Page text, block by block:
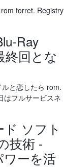
torret. Registry
Ray
終回とな
と恋したら rom.
はフルサービスネ
ソフト
技術 -
ワーを活